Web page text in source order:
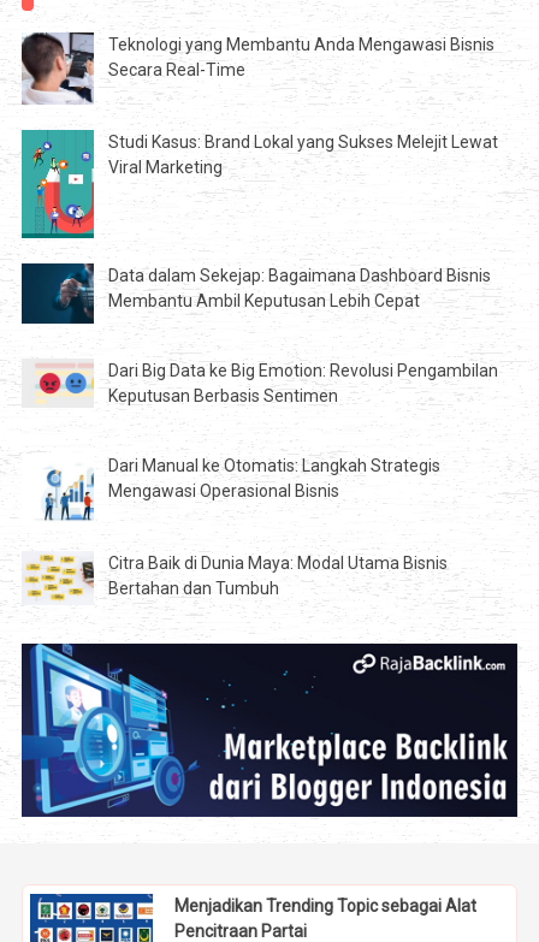
Teknologi yang Membantu Anda Mengawasi Bisnis
Secara Real-Time
Studi Kasus: Brand Lokal yang Sukses Melejit Lewat
Viral Marketing
Data dalam Sekejap: Bagaimana Dashboard Bisnis
Membantu Ambil Keputusan Lebih Cepat
Dari Big Data ke Big Emotion: Revolusi Pengambilan
Keputusan Berbasis Sentimen
Dari Manual ke Otomatis: Langkah Strategis
Mengawasi Operasional Bisnis
Citra Baik di Dunia Maya: Modal Utama Bisnis
Bertahan dan Tumbuh
Menjadikan Trending Topic sebagai Alat
Pencitraan Partai